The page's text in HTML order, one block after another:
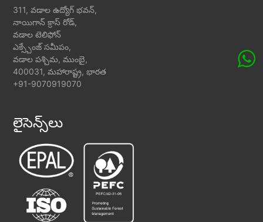
311, వడాల ఉద్యోగ్ భవన్,
నాయిగాన్ క్రాస్ రోడ్,
వడాల టెలిఫోన్
ఎక్స్చేంజ్ సమీపం,
వడాల పశ్చిమ, ముంబై,
400031, మహారాష్ట్ర, భారత
+91-9070919070
లైసెన్స్‌లు